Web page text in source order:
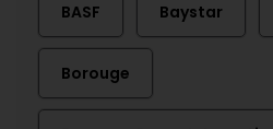
BASF Baystar
Borouge